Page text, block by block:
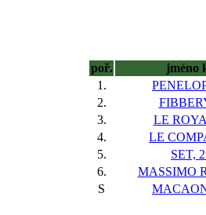
poř. jméno
1.
2.
3.
LE
4.
LE
5.
SET,
6.
MASSIMO
S